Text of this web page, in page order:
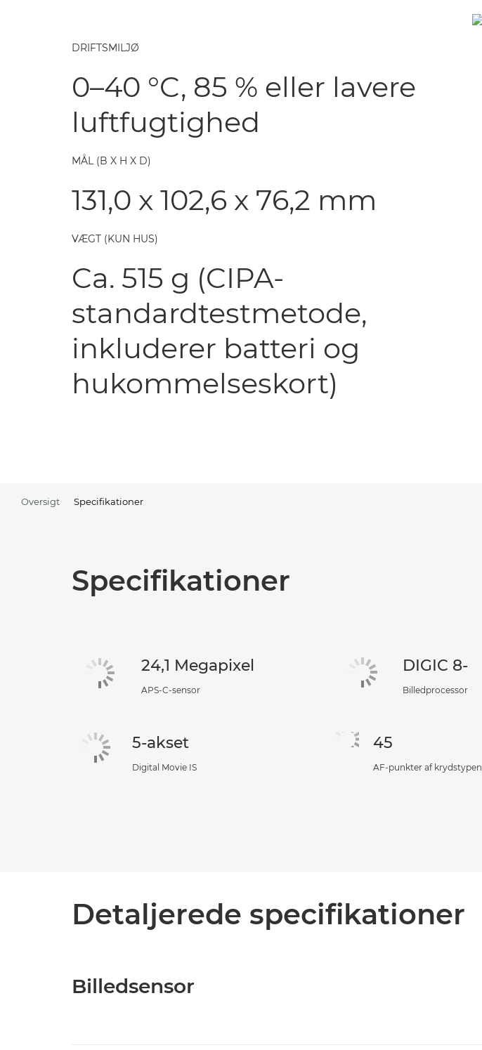
DRIFTSMILJØ
0–40 °C, 85 % eller lavere
luftfugtighed
MÅL (B X H X D)
131,0 x 102,6 x 76,2 mm
VÆGT (KUN HUS)
Ca. 515 g (CIPA-
standardtestmetode,
inkluderer batteri og
hukommelseskort)
Oversigt Specifikationer
Specifikationer
24,1 Megapixel
APS-C-sensor
DIGIC 8-
Billedprocessor
5-akset
Digital Movie IS
45
AF-punkter af krydstypen
Detaljerede specifikationer
Billedsensor